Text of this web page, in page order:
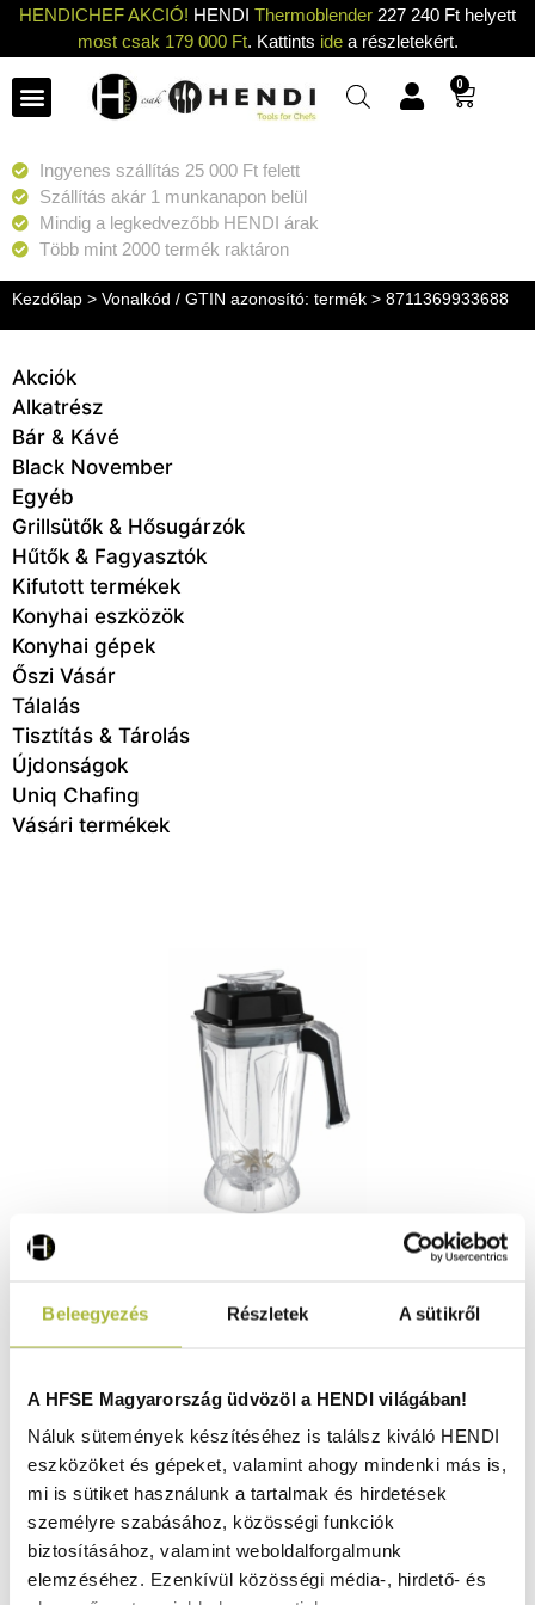
Beleegyezés Részletek A sütikről
A HFSE Magyarország üdvözöl a HENDI világában!
Náluk sütemények készítéséhez is találsz kiváló HENDI
eszközöket és gépeket, valamint ahogy mindenki más is,
mi is sütiket használunk a tartalmak és hirdetések
személyre szabásához, közösségi funkciók
biztosításához, valamint weboldalforgalmunk
elemzéséhez. Ezenkívül közösségi média-, hirdető- és
HENDICHEF AKCIÓ! HENDI Thermoblender 227 240 Ft helyett
most csak 179 000 Ft. Kattints idea részletekért.
0
Ingyenes szállítás 25 000 Ft felett
Szállítás akár 1 munkanapon belül
Mindig a legkedvezőbb HENDI árak
Több mint 2000 termék raktáron
Kezdőlap > Vonalkód / GTIN azonosító: termék > 8711369933688
Akciók
Alkatrész
Bár & Kávé
Black November
Egyéb
Grillsütők & Hősugárzók
Hűtők & Fagyasztók
Kifutott termékek
Konyhai eszközök
Konyhai gépek
Őszi Vásár
Tálalás
Tisztítás & Tárolás
Újdonságok
Uniq Chafing
Vásári termékek
HENDI 933688
46.080Ft
(36.283Ft+ ÁFA)
KOSÁRBA